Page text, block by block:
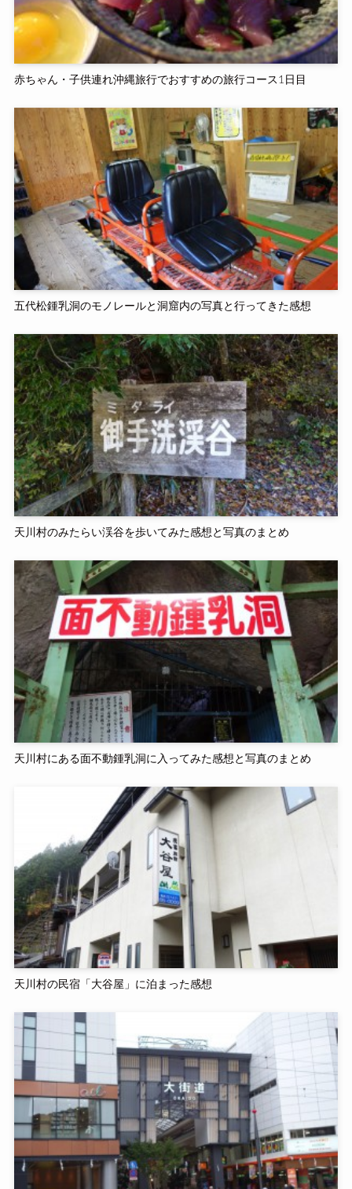
赤ちゃん・子供連れ沖縄旅行でおすすめの旅行コース1日目
五代松鍾乳洞のモノレールと洞窟内の写真と行ってきた感想
天川村のみたらい渓谷を歩いてみた感想と写真のまとめ
天川村にある面不動鍾乳洞に入ってみた感想と写真のまとめ
天川村の民宿「大谷屋」に泊まった感想